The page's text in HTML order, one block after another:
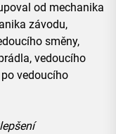
od mechanika
závodu,
směny,
vedoucího
vedoucího